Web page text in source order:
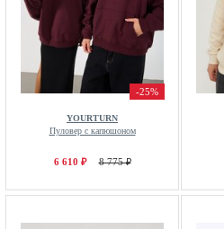
-25%
YOURTURN
Пуловер с капюшоном
6 610 ₽ 8 775 ₽